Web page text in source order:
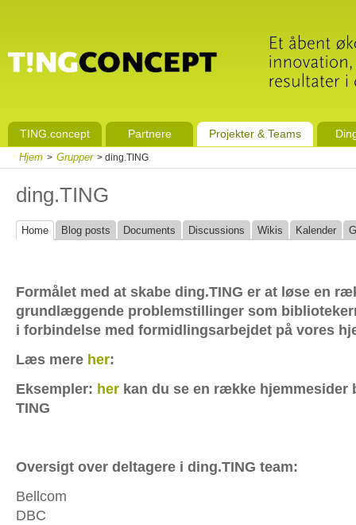
TING.concept Partnere Projekter & Teams
Hjem > Grupper > ding.TING
ding.TING
Home Blog posts Documents Discussions Wikis Kalender
Formålet med at skabe ding.TING er at løse en
grundlæggende problemstillinger som
i forbindelse med formidlingsarbejdet på vores
Læs mere her:
Eksempler: her kan du se en række hjemmesider
TING
Oversigt over deltagere i ding.TING team:
Bellcom
DBC